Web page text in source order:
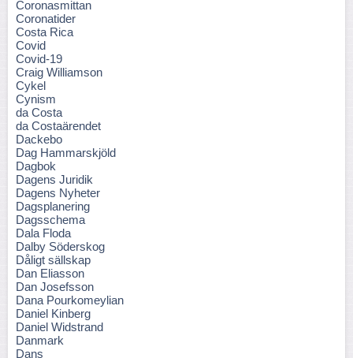
Coronasmittan
Coronatider
Costa Rica
Covid
Covid-19
Craig Williamson
Cykel
Cynism
da Costa
da Costaärendet
Dackebo
Dag Hammarskjöld
Dagbok
Dagens Juridik
Dagens Nyheter
Dagsplanering
Dagsschema
Dala Floda
Dalby Söderskog
Dåligt sällskap
Dan Eliasson
Dan Josefsson
Dana Pourkomeylian
Daniel Kinberg
Daniel Widstrand
Danmark
Dans